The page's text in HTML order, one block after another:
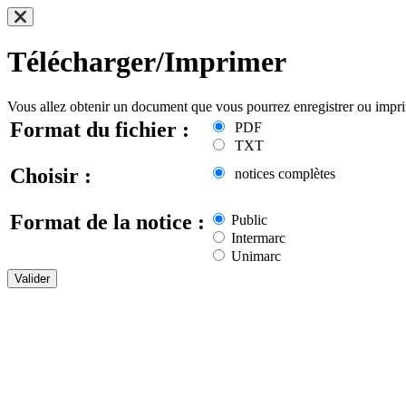
Télécharger/Imprimer
Vous allez obtenir un document que vous pourrez enregistrer ou
Format du fichier :
PDF
TXT
Choisir : notices complètes
Format de la notice :
Public
Intermarc
Unimarc